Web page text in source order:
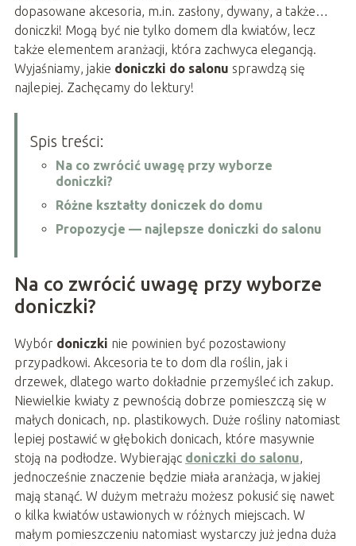
dopasowane akcesoria, m.in. zasłony, dywany, a także…
doniczki! Mogą być nie tylko domem dla kwiatów, lecz
także elementem aranżacji, która zachwyca elegancją.
Wyjaśniamy, jakie doniczki do salonu sprawdzą się
najlepiej. Zachęcamy do lektury!
Spis treści:
Na co zwrócić uwagę przy wyborze
doniczki?
Różne kształty doniczek do domu
Propozycje — najlepsze doniczki do salonu
Na co zwrócić uwagę przy wyborze
doniczki?
Wybór doniczki nie powinien być pozostawiony
przypadkowi. Akcesoria te to dom dla roślin, jak i
drzewek, dlatego warto dokładnie przemyśleć ich zakup.
Niewielkie kwiaty z pewnością dobrze pomieszczą się w
małych donicach, np. plastikowych. Duże rośliny natomiast
lepiej postawić w głębokich donicach, które masywnie
stoją na podłodze. Wybierając doniczki do salonu,
jednocześnie znaczenie będzie miała aranżacja, w jakiej
mają stanąć. W dużym metrażu możesz pokusić się nawet
o kilka kwiatów ustawionych w różnych miejscach. W
małym pomieszczeniu natomiast wystarczy już jedna duża